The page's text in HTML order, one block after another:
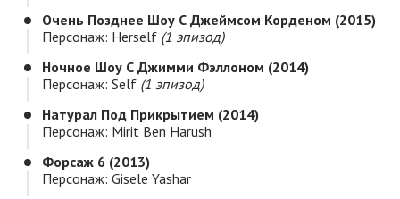
Очень Позднее Шоу С Джеймсом Корденом (2015)
Персонаж: Herself (1 эпизод)
Ночное Шоу С Джимми Фэллоном (2014)
Персонаж: Self (1 эпизод)
Натурал Под Прикрытием (2014)
Персонаж: Mirit Ben Harush
Форсаж 6 (2013)
Персонаж: Gisele Yashar